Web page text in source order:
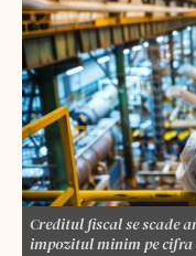
Creditul fiscal se scade
impozitul minim pe cifra